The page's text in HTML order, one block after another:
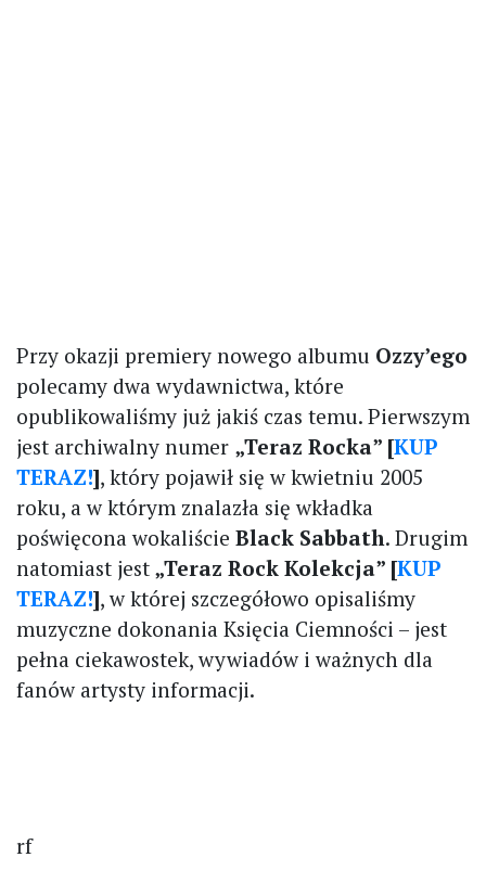
Przy okazji premiery nowego albumu Ozzy’ego
polecamy dwa wydawnictwa, które
opublikowaliśmy już jakiś czas temu. Pierwszym
jest archiwalny numer „Teraz Rocka” [KUP
TERAZ!], który pojawił się w kwietniu 2005
roku, a w którym znalazła się wkładka
poświęcona wokaliście Black Sabbath. Drugim
natomiast jest „Teraz Rock Kolekcja” [KUP
TERAZ!], w której szczegółowo opisaliśmy
muzyczne dokonania Księcia Ciemności – jest
pełna ciekawostek, wywiadów i ważnych dla
fanów artysty informacji.
rf